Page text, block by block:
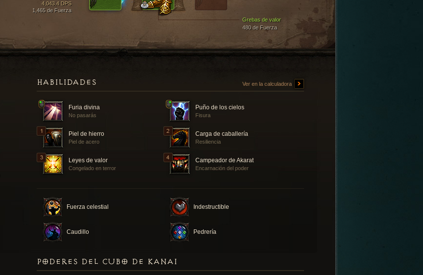
Grebas de valor
480 de Fuerza
4,043.4 DPS
1,465 de Fuerza
HABILIDADES Ver en la calculadora
Furia divina
No pasarás
Puño de los cielos
Fisura
Piel de hierro
Piel de acero
Carga de caballería
Resiliencia
Leyes de valor
Congelado en terror
Campeador de Akarat
Encarnación del poder
Fuerza celestial Indestructible
Caudillo Pedrería
PODERES DEL CUBO DE KANAI